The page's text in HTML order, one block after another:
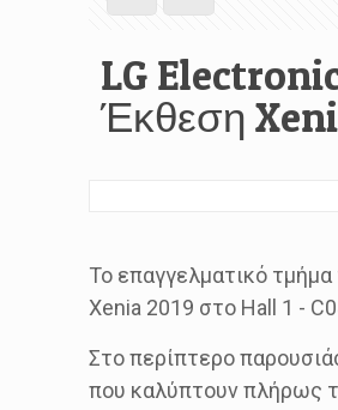
LG
Έκθεση
Το επαγγελματικό τμήμα
Xenia 2019 στο Hall 1 -
Στο περίπτερο
που καλύπτουν πλήρως